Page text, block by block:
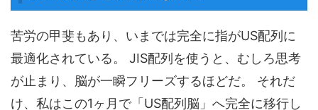
苦労の甲斐もあり、いまでは完全に指がUS配列に
最適化されている。 JIS配列を使うと、むしろ思考
が止まり、脳が一瞬フリーズするほどだ。 それだ
け、私はこの1ヶ月で「US配列脳」へ完全に移行し